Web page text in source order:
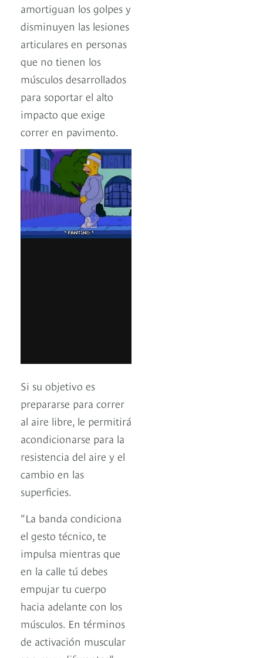
amortiguan los golpes y
disminuyen las lesiones
articulares en personas
que no tienen los
músculos desarrollados
para soportar el alto
impacto que exige
correr en pavimento.
Si su objetivo es
prepararse para correr
al aire libre, le permitirá
acondicionarse para la
resistencia del aire y el
cambio en las
superficies.
“La banda condiciona
el gesto técnico, te
impulsa mientras que
en la calle tú debes
empujar tu cuerpo
hacia adelante con los
músculos. En términos
de activación muscular